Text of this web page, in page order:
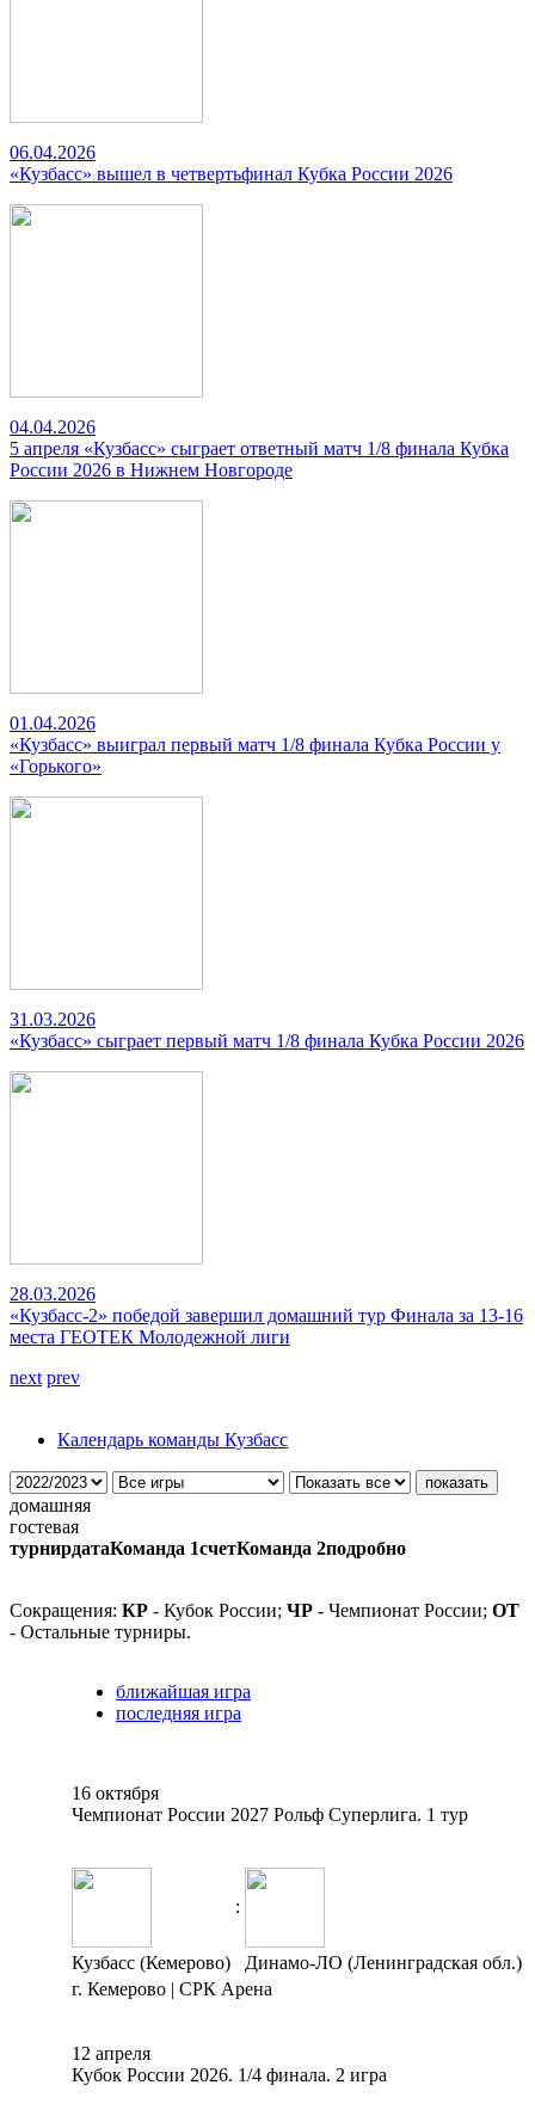
06.04.2026
«Кузбасс» вышел в четвертьфинал Кубка России 2026
04.04.2026
5 апреля «Кузбасс» сыграет ответный матч 1/8 финала Кубка
России 2026 в Нижнем Новгороде
01.04.2026
«Кузбасс» выиграл первый матч 1/8 финала Кубка России у
«Горького»
31.03.2026
«Кузбасс» сыграет первый матч 1/8 финала Кубка России 2026
28.03.2026
«Кузбасс-2» победой завершил домашний тур Финала за 13-16
места ГЕОТЕК Молодежной лиги
next prev
Календарь команды Кузбасс
домашняя
гостевая
турнирдатаКоманда 1счетКоманда 2подробно
Сокращения: КР - Кубок России; ЧР - Чемпионат России; ОТ
- Остальные турниры.
ближайшая игра
последняя игра
16 октября
Чемпионат России 2027 Рольф Суперлига. 1 тур
:
Кузбасс (Кемерово)
Динамо-ЛО (Ленинградская обл.)
г. Кемерово | СРК Арена
12 апреля
Кубок России 2026. 1/4 финала. 2 игра